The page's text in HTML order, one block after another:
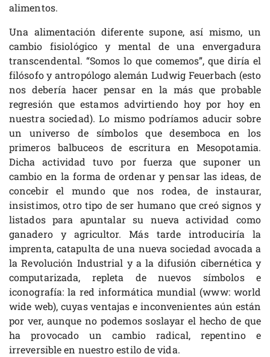
alimentos.
Una alimentación diferente supone, así mismo, un
cambio fisiológico y mental de una envergadura
transcendental. “Somos lo que comemos”, que diría el
filósofo y antropólogo alemán Ludwig Feuerbach (esto
nos debería hacer pensar en la más que probable
regresión que estamos advirtiendo hoy por hoy en
nuestra sociedad). Lo mismo podríamos aducir sobre
un universo de símbolos que desemboca en los
primeros balbuceos de escritura en Mesopotamia.
Dicha actividad tuvo por fuerza que suponer un
cambio en la forma de ordenar y pensar las ideas, de
concebir el mundo que nos rodea, de instaurar,
insistimos, otro tipo de ser humano que creó signos y
listados para apuntalar su nueva actividad como
ganadero y agricultor. Más tarde introduciría la
imprenta, catapulta de una nueva sociedad avocada a
la Revolución Industrial y a la difusión cibernética y
computarizada, repleta de nuevos símbolos e
iconografía: la red informática mundial (www: world
wide web), cuyas ventajas e inconvenientes aún están
por ver, aunque no podemos soslayar el hecho de que
ha provocado un cambio radical, repentino e
irreversible en nuestro estilo de vida.